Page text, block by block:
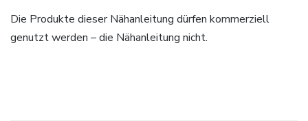
Die Produkte dieser Nähanleitung dürfen kommerziell
genutzt werden – die Nähanleitung nicht.